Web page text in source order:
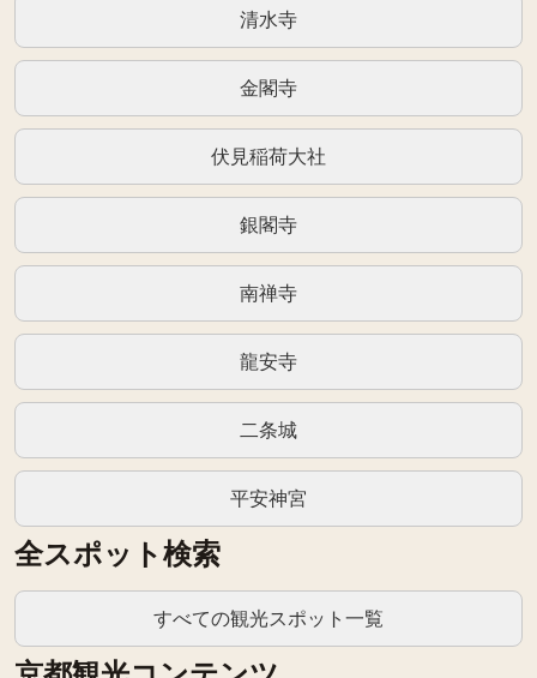
清水寺
金閣寺
伏見稲荷大社
銀閣寺
南禅寺
龍安寺
二条城
平安神宮
全スポット検索
すべての観光スポット一覧